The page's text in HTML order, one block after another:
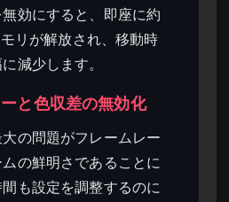
効にすると、即座に約
リが解放され、移動時
減少します。
と色収差の無効化
の問題がフレームレー
ムの鮮明さであることに
も設定を調整するのに